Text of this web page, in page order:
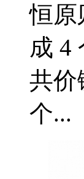
恒原
成 4
共价
个...